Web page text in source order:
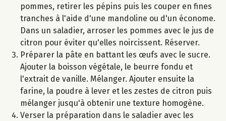
pommes, retirer les pépins puis les couper en fines
tranches à l'aide d'une mandoline ou d'un économe.
Dans un saladier, arroser les pommes avec le jus de
citron pour éviter qu'elles noircissent. Réserver.
Préparer la pâte en battant les œufs avec le sucre.
Ajouter la boisson végétale, le beurre fondu et
l'extrait de vanille. Mélanger. Ajouter ensuite la
farine, la poudre à lever et les zestes de citron puis
mélanger jusqu'à obtenir une texture homogène.
Verser la préparation dans le saladier avec les